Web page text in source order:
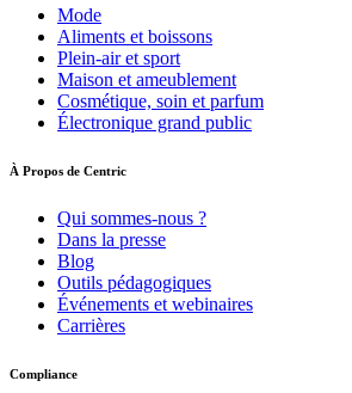
Mode
Aliments et boissons
Plein-air et sport
Maison et ameublement
Cosmétique, soin et parfum
Électronique grand public
À Propos de Centric
Qui sommes-nous ?
Dans la presse
Blog
Outils pédagogiques
Événements et webinaires
Carrières
Compliance